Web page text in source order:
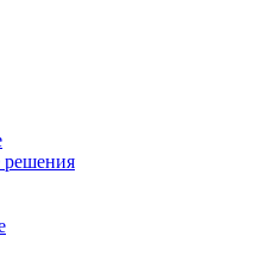
решения